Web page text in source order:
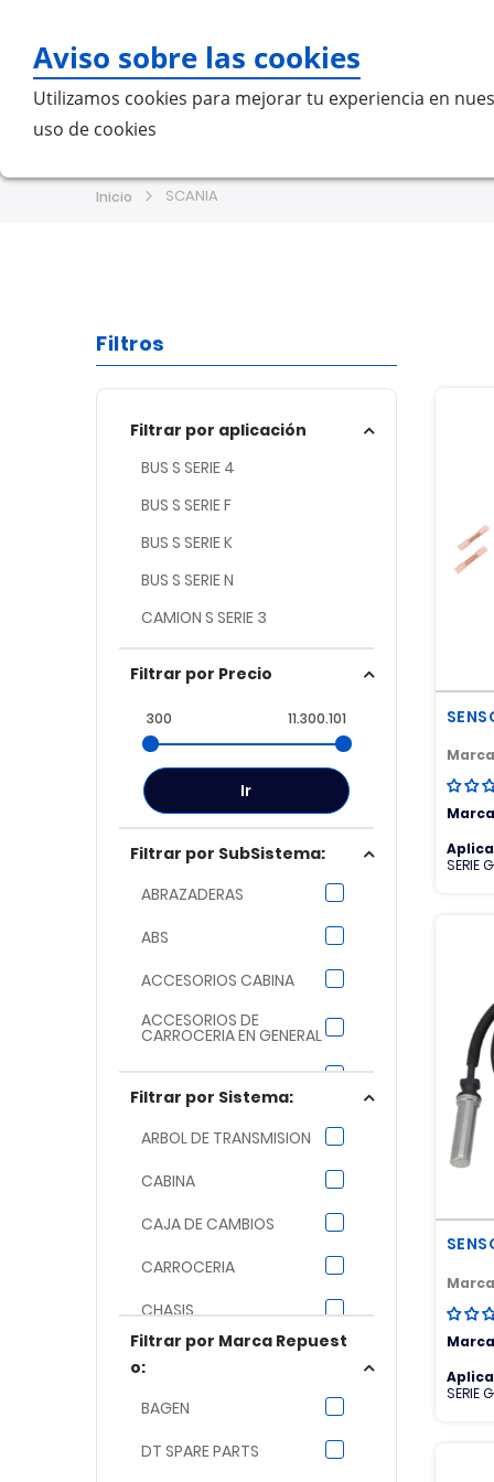
Aviso sobre las cookies
Utilizamos cookies para mejorar tu experiencia en
uso de cookies
Inicio SCANIA
SERIE
SERIE
Filtros
Filtrar por aplicación
BUS S SERIE 4
BUS S SERIE F
BUS S SERIE K
BUS S SERIE N
CAMION S SERIE 3
CAMION S SERIE G
CAMION S SERIE R
CAMION S SERIE T
TODOS S SCANIA
Filtrar por Precio
300 11.300.101
Ir
Filtrar por SubSistema:
ABRAZADERAS
ABS
ACCESORIOS CABINA
ACCESORIOS DE
CARROCERIA EN GENERAL
ACOPLAMIENTO
RETARDADOR
ADMISION
AIRE ACONDICIONADO
AJUSTADOR DE FRENOS
COMBUSTIBLE
ALTERNADOR
Filtrar por Sistema:
ARBOL DE TRANSMISION
CABINA
CAJA DE CAMBIOS
CARROCERIA
CHASIS
COMBUSTIBLE Y ESCAPE
Filtrar por Marca Repuest
o:
BAGEN
DT SPARE PARTS